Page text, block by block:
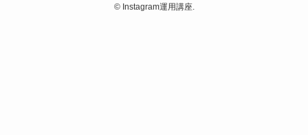
©Instagram運用講座.